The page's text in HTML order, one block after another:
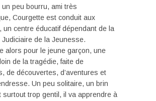
un peu bourru, ami très
Courgette est conduit aux
un centre éducatif dépendant de la
Judiciaire de la Jeunesse.
alors pour le jeune garçon, une
de la tragédie, faite de
de découvertes, d’aventures et
Un peu solitaire, un brin
surtout trop gentil, il va apprendre à